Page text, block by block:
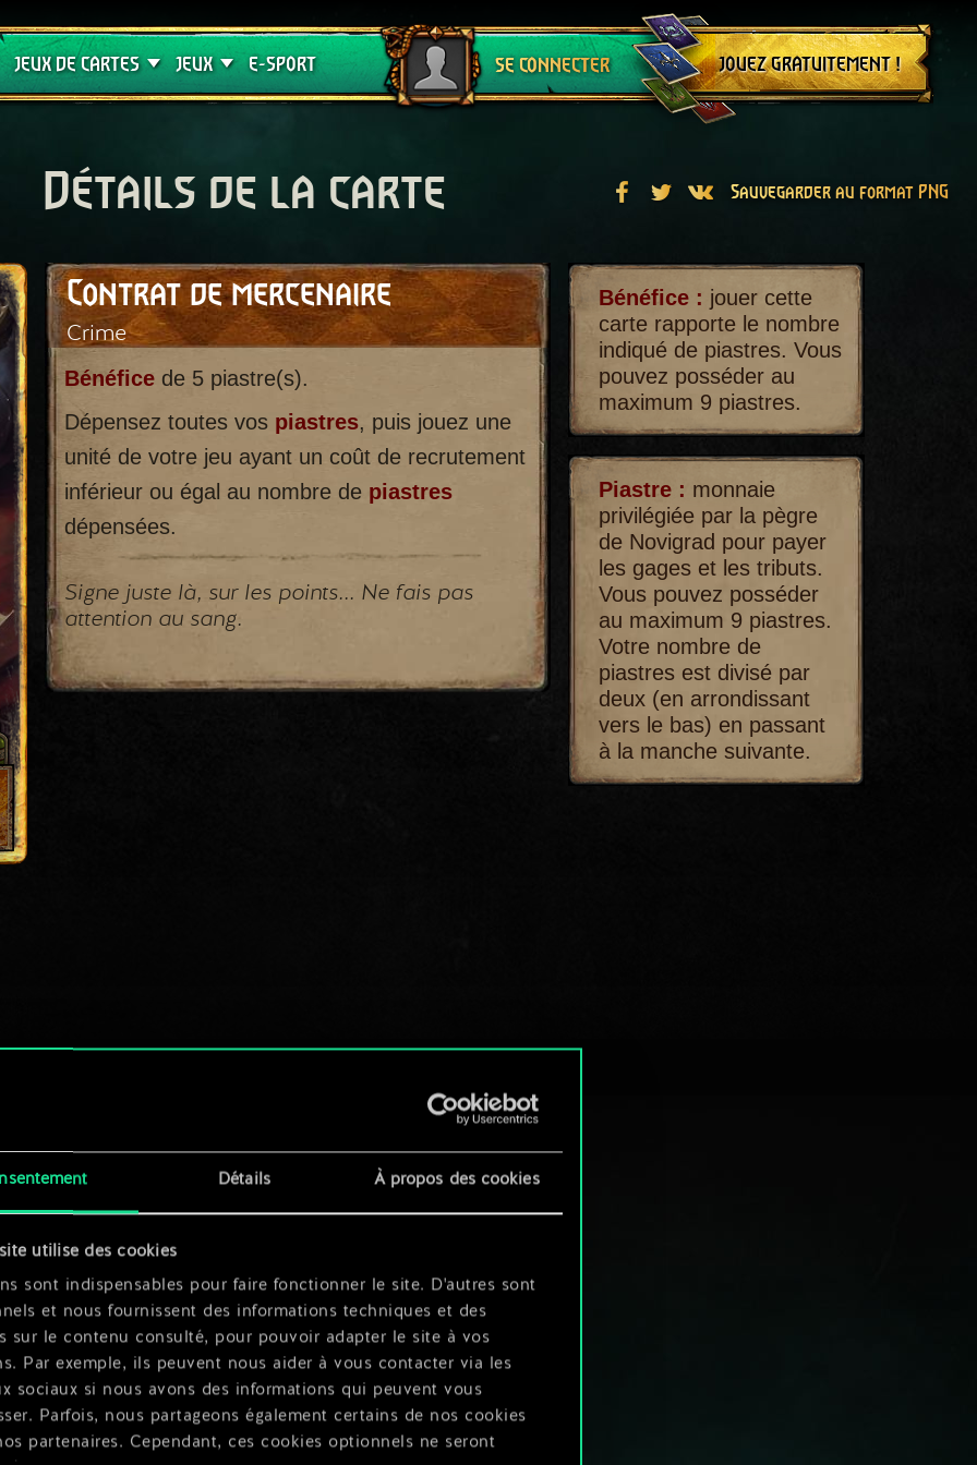
Détails À propos des cookies
utilise des cookies
sont indispensables pour faire fonctionner le site. D'autres sont
et nous fournissent des informations techniques et des
sur le contenu consulté, pour pouvoir adapter le site à vos
Par exemple, ils peuvent nous aider à vous contacter via les
sociaux si nous avons des informations qui peuvent vous
Parfois, nous partageons également certains de nos cookies
partenaires. Cependant, ces cookies optionnels ne seront
JEUX DE CARTES
Crimson Curse
JEUX
Guides de jeux
E-SPORT SE CONNECTER
Se déconnecter
JOUEZ GRATUITEMENT !
Détails de la carte Sauvegarder au format PNG
Contrat de mercenaire
Crime
Bénéficede 5 piastre(s).
Dépensez toutes vos piastres, puis jouez une
unité de votre jeu ayant un coût de recrutement
inférieur ou égal au nombre de piastres
dépensées.
Signe juste là, sur les points... Ne fais pas
attention au sang.
Bénéfice : jouer cette
carte rapporte le nombre
indiqué de piastres. Vous
pouvez posséder au
maximum 9 piastres.
Piastre : monnaie
privilégiée par la pègre
de Novigrad pour payer
les gages et les tributs.
Vous pouvez posséder
au maximum 9 piastres.
Votre nombre de
piastres est divisé par
deux (en arrondissant
vers le bas) en passant
à la manche suivante.